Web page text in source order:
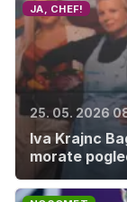
JA, CHEF!
25. 05. 2026
Iva Krajnc
morate